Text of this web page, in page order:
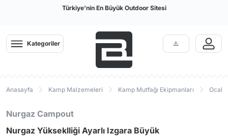
Türkiye'nin En Büyük Outdoor Sitesi
Kategoriler
Anasayfa Kamp Malzemeleri Kamp Mutfağı Ekipmanları Ocak
Nurgaz Campout
Nurgaz Yükseklliği Ayarlı Izgara Büyük